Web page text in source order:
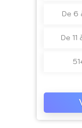
De 6
De 11